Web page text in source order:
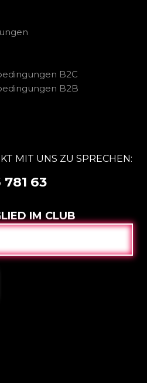
B2C
B2B
MIT UNS ZU SPRECHEN:
63
IM CLUB